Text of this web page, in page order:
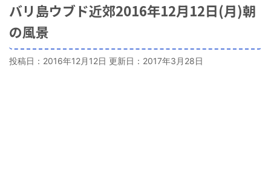
バリ島ウブド近郊2016年12月12日(月)朝
の風景
投稿日：2016年12月12日 更新日： 2017年3月28日